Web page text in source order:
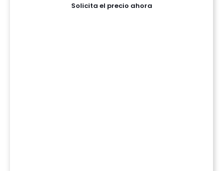
Solicita el precio ahora